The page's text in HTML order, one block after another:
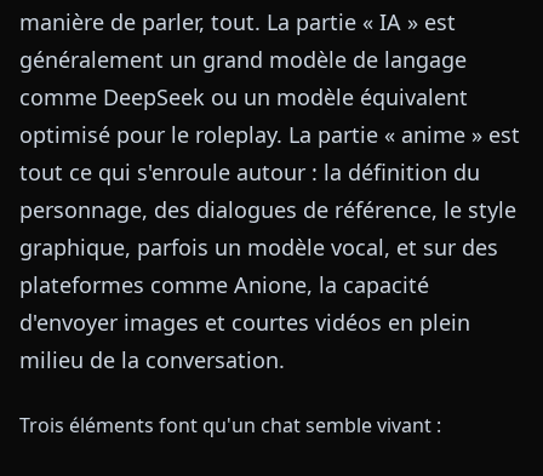
manière de parler, tout. La partie « IA » est
généralement un grand modèle de langage
comme DeepSeek ou un modèle équivalent
optimisé pour le roleplay. La partie « anime » est
tout ce qui s'enroule autour : la définition du
personnage, des dialogues de référence, le style
graphique, parfois un modèle vocal, et sur des
plateformes comme Anione, la capacité
d'envoyer images et courtes vidéos en plein
milieu de la conversation.
Trois éléments font qu'un chat semble vivant :